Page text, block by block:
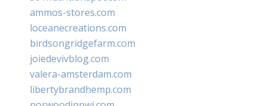
ammos-stores.com
loceanecreations.com
birdsongridgefarm.com
joiedevivblog.com
valera-amsterdam.com
libertybrandhemp.com